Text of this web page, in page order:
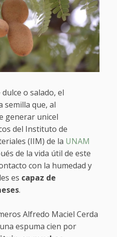
o salado, el
semilla que, al
generar unicel
del Instituto de
(IIM) de la UNAM
de la vida útil de este
con la humedad y
es capaz de
.
Alfredo Maciel Cerda
espuma cien por